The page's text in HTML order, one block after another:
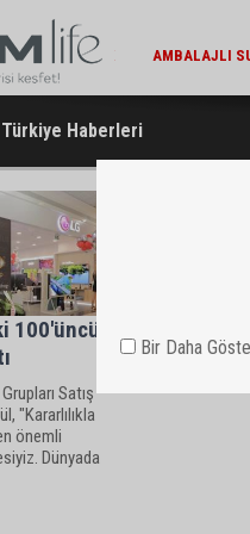
EKONOMI / 15:45
DOLARLIK
YATIRIM
AMBALAJLI
Türkiye Haberleri
100'üncü
Satış
"Kararlılıkla
önemli
Dünyada
Bir Daha